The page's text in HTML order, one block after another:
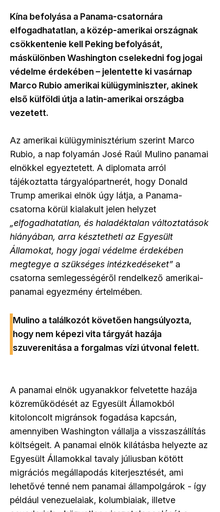
Kína befolyása a Panama-csatornára
elfogadhatatlan, a közép-amerikai országnak
csökkentenie kell Peking befolyását,
máskülönben Washington cselekedni fog jogai
védelme érdekében – jelentette ki vasárnap
Marco Rubio amerikai külügyminiszter, akinek
első külföldi útja a latin-amerikai országba
vezetett.
Az amerikai külügyminisztérium szerint Marco
Rubio, a nap folyamán José Raúl Mulino panamai
elnökkel egyeztetett. A diplomata arról
tájékoztatta tárgyalópartnerét, hogy Donald
Trump amerikai elnök úgy látja, a Panama-
csatorna körül kialakult jelen helyzet
„elfogadhatatlan, és haladéktalan változtatások
hiányában, arra késztetheti az Egyesült
Államokat, hogy jogai védelme érdekében
megtegye a szükséges intézkedéseket” a
csatorna semlegességéről rendelkező amerikai-
panamai egyezmény értelmében.
Mulino a találkozót követően hangsúlyozta,
hogy nem képezi vita tárgyát hazája
szuverenitása a forgalmas vízi útvonal felett.
A panamai elnök ugyanakkor felvetette hazája
közreműködését az Egyesült Államokból
kitoloncolt migránsok fogadása kapcsán,
amennyiben Washington vállalja a visszaszállítás
költségeit. A panamai elnök kilátásba helyezte az
Egyesült Államokkal tavaly júliusban kötött
migrációs megállapodás kiterjesztését, ami
lehetővé tenné nem panamai állampolgárok - így
például venezuelaiak, kolumbiaiak, illetve